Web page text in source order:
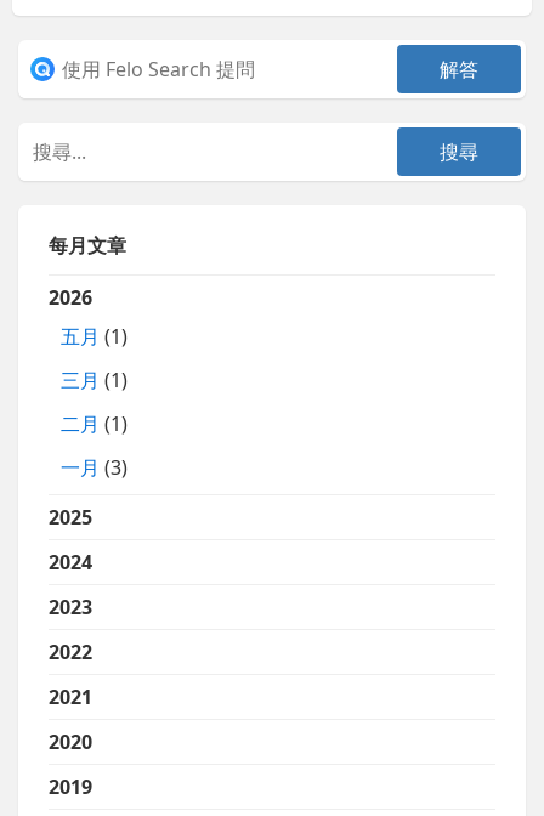
每月文章
2026
五月 (1)
三月 (1)
二月 (1)
一月 (3)
2025
2024
2023
2022
2021
2020
2019